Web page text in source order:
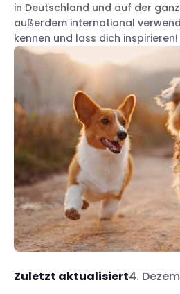
in Deutschland und auf der
außerdem international
kennen und lass dich inspirieren!
Zuletzt aktualisiert4.